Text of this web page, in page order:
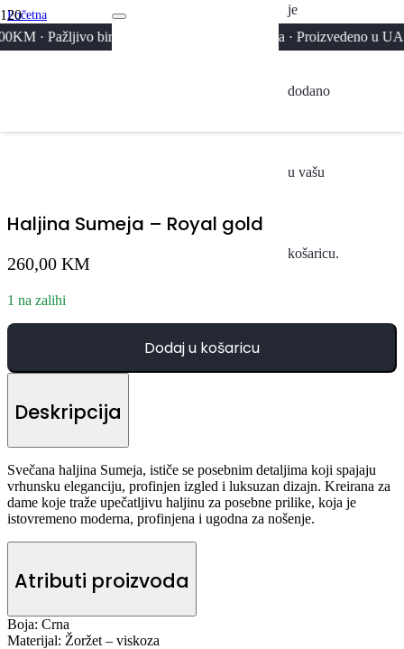
materijali i premium izrada · Proizvedeno u UAE, Maroku i
je
dodano
u vašu
košaricu.
Početna
/
Svi Proizvodi
Haljina Sumeja – Royal gold
260,00 KM
1 na zalihi
Dodaj u košaricu
Deskripcija
Svečana haljina Sumeja, ističe se posebnim detaljima koji spajaju
vrhunsku eleganciju, profinjen izgled i luksuzan dizajn. Kreirana za
dame koje traže upečatljivu haljinu za posebne prilike, koja je
istovremeno moderna, profinjena i ugodna za nošenje.
Atributi proizvoda
Boja: Crna
Materijal: Žoržet – viskoza